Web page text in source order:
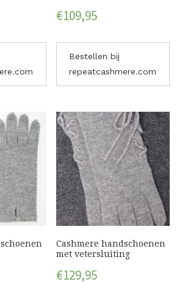
€109,95
Bestellen bij
repeatcashmere.com
Cashmere handschoenen
met vetersluiting
€129,95